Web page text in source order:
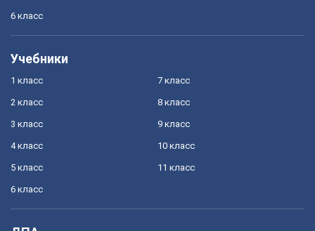
6 класс
Учебники
1 класс
2 класс
3 класс
4 класс
5 класс
6 класс
7 класс
8 класс
9 класс
10 класс
11 класс